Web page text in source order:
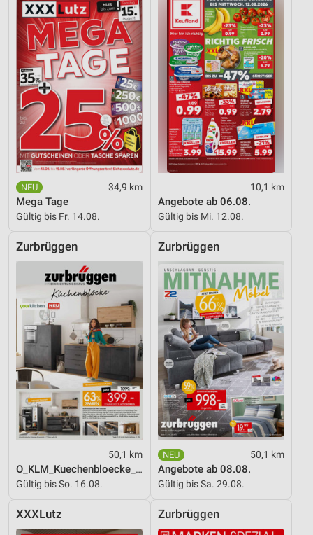
34,9 km
Mega Tage
Gültig bis Fr. 14.08.
10,1 km
Angebote ab 06.08.
Gültig bis Mi. 12.08.
Zurbrüggen
50,1 km
O_KLM_Kuechenbloecke_01_26_ES
Gültig bis So. 16.08.
Zurbrüggen
50,1 km
Angebote ab 08.08.
Gültig bis Sa. 29.08.
XXXLutz Zurbrüggen
Entwicklung und Verbesserung der Angebote
Verwendung reduzierter Daten zur Auswahl von
Inhalten
IAB-Besonderheiten:
Verwendung genauer Standortdaten
Geräte anhand von aktiv angeforderten
Informationen identifizieren
Nicht-IAB-Verarbeitungszwecke:
Notwendig
Performance
Funktional
Werbung